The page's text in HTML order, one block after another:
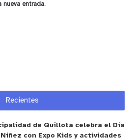
nueva entrada.
Recientes
de Quillota celebra el Día
con Expo Kids y actividades